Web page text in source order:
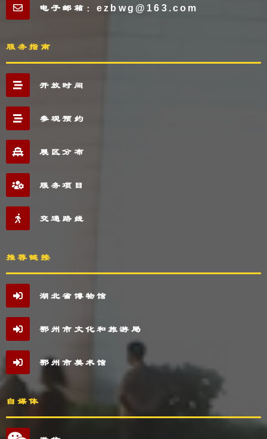
电子邮箱：ezbwg@163.com
服务指南
开放时间
参观预约
展区分布
服务项目
交通路线
推荐链接
湖北省博物馆
鄂州市文化和旅游局
鄂州市美术馆
自媒体